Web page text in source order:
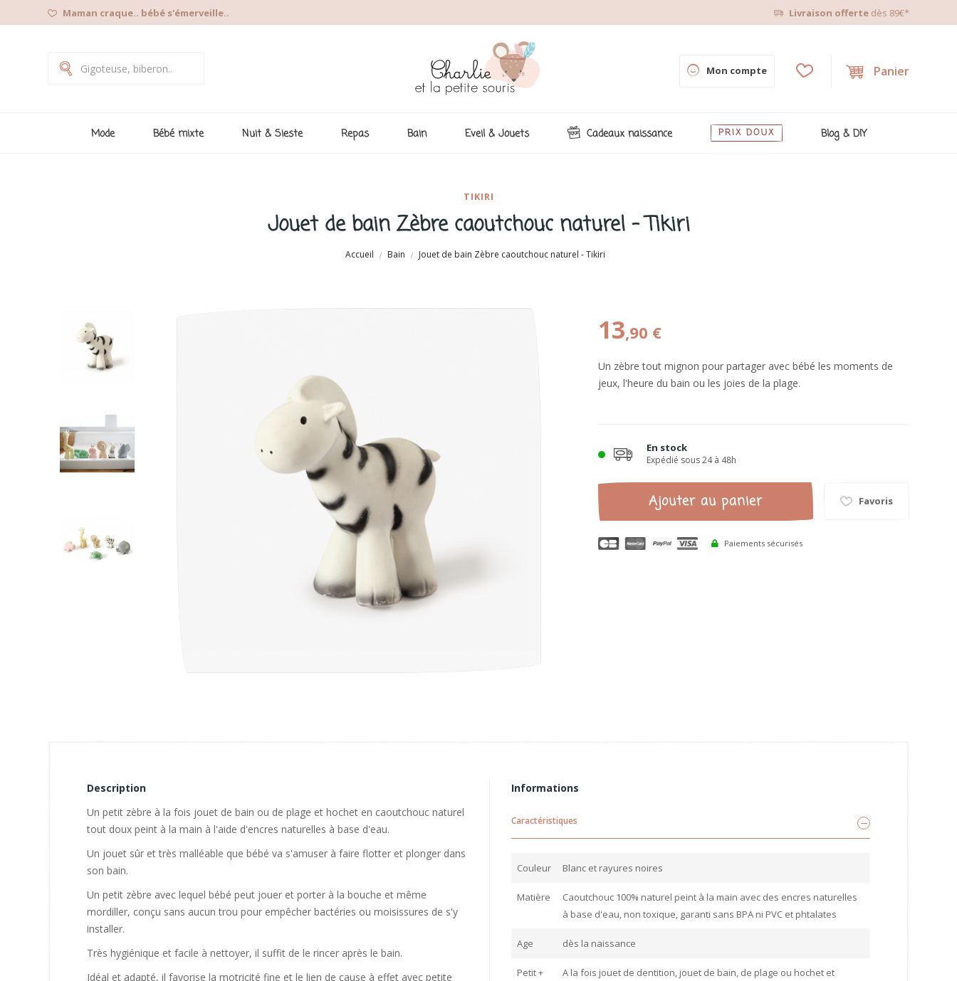
Maman craque.. bébé s'émerveille.. Livraison offerte dès 89€*
Panier
Mon compte
Mode Bébé mixte Nuit & Sieste Repas Bain Eveil & Jouets Cadeaux naissance PRIX DOUX Blog & DIY
TIKIRI
Jouet de bain Zèbre caoutchouc naturel - Tikiri
Accueil Bain Jouet de bain Zèbre caoutchouc naturel - Tikiri
13,90 €
Un zèbre tout mignon pour partager avec bébé les moments de
jeux, l'heure du bain ou les joies de la plage.
En stock
Expédié sous 24 à 48h
Ajouter au panier Favoris
Paiements sécurisés
Description
Un petit zèbre à la fois jouet de bain ou de plage et hochet en caoutchouc naturel
tout doux peint à la main à l'aide d'encres naturelles à base d'eau.
Un jouet sûr et très malléable que bébé va s'amuser à faire flotter et plonger dans
son bain.
Un petit zèbre avec lequel bébé peut jouer et porter à la bouche et même
mordiller, conçu sans aucun trou pour empêcher bactéries ou moisissures de s'y
installer.
Très hygiénique et facile à nettoyer, il suffit de le rincer après le bain.
Idéal et adapté, il favorise la motricité fine et le lien de cause à effet avec petite
Informations
Caractéristiques
Couleur Blanc et rayures noires
Matière
Caoutchouc 100% naturel peint à la main avec des encres naturelles
à base d'eau, non toxique, garanti sans BPA ni PVC et phtalates
Age dès la naissance
Petit +
A la fois jouet de dentition, jouet de bain, de plage ou hochet et